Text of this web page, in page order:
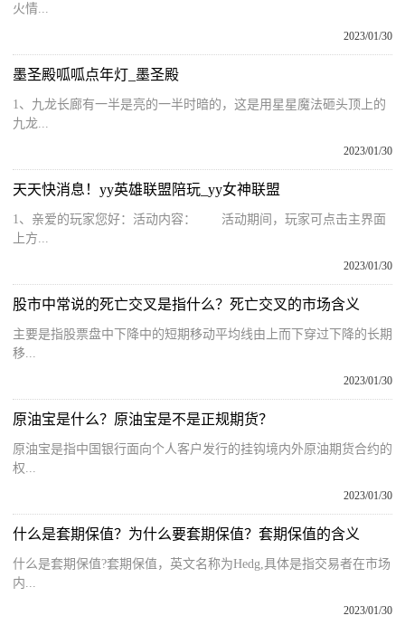
火情...
2023/01/30
墨圣殿呱呱点年灯_墨圣殿
1、九龙长廊有一半是亮的一半时暗的，这是用星星魔法砸头顶上的
九龙...
2023/01/30
天天快消息！yy英雄联盟陪玩_yy女神联盟
1、亲爱的玩家您好：活动内容： 活动期间，玩家可点击主界面
上方...
2023/01/30
股市中常说的死亡交叉是指什么？死亡交叉的市场含义
主要是指股票盘中下降中的短期移动平均线由上而下穿过下降的长期
移...
2023/01/30
原油宝是什么？原油宝是不是正规期货？
原油宝是指中国银行面向个人客户发行的挂钩境内外原油期货合约的
权...
2023/01/30
什么是套期保值？为什么要套期保值？套期保值的含义
什么是套期保值?套期保值，英文名称为Hedg,具体是指交易者在市场
内...
2023/01/30